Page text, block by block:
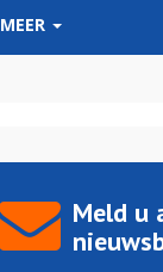
MEER
Meld u